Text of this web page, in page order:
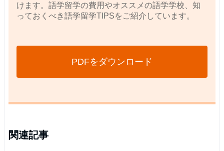
けます。語学留学の費用やオススメの語学学校、知
っておくべき語学留学TIPSをご紹介しています。
PDFをダウンロード
関連記事